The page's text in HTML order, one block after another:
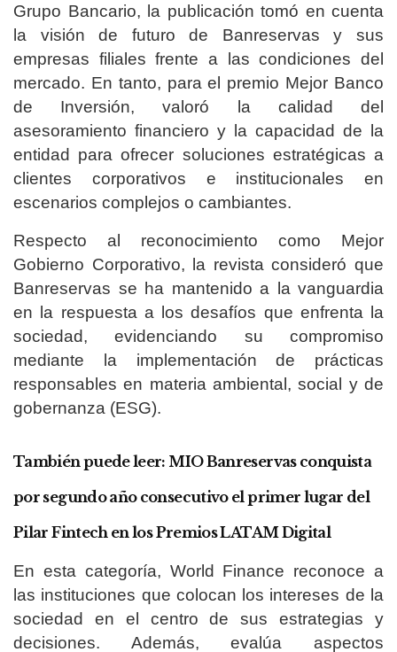
Grupo Bancario, la publicación tomó en cuenta
la visión de futuro de Banreservas y sus
empresas filiales frente a las condiciones del
mercado. En tanto, para el premio Mejor Banco
de Inversión, valoró la calidad del
asesoramiento financiero y la capacidad de la
entidad para ofrecer soluciones estratégicas a
clientes corporativos e institucionales en
escenarios complejos o cambiantes.
Respecto al reconocimiento como Mejor
Gobierno Corporativo, la revista consideró que
Banreservas se ha mantenido a la vanguardia
en la respuesta a los desafíos que enfrenta la
sociedad, evidenciando su compromiso
mediante la implementación de prácticas
responsables en materia ambiental, social y de
gobernanza (ESG).
También puede leer: MIO Banreservas conquista
por segundo año consecutivo el primer lugar del
Pilar Fintech en los Premios LATAM Digital
En esta categoría, World Finance reconoce a
las instituciones que colocan los intereses de la
sociedad en el centro de sus estrategias y
decisiones. Además, evalúa aspectos